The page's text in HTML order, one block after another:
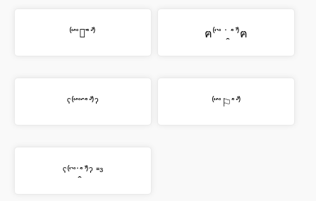
⁽͑˙˚̀བ̇˚́˙⁾̉ ฅ⁽͑ ˚̀ ˙̭ ˚́ ⁾̉ฅ
ˁ⁽͑˙˚̀ˆ̇˚́˙⁾̉ˀ ⁽͑˙˚̀⚐˚́˙⁾̉
ˁ⁽͑ ˚̀˙̭˚́ ⁾̉ˀ ⁼³